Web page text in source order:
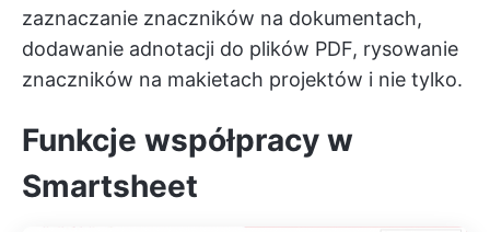
zaznaczanie znaczników na dokumentach,
dodawanie adnotacji do plików PDF, rysowanie
znaczników na makietach projektów i nie tylko.
Funkcje współpracy w
Smartsheet